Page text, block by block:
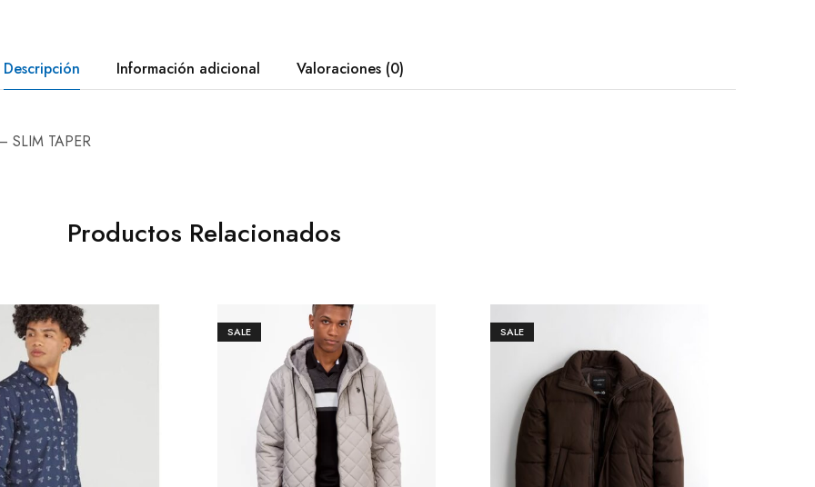
Descripción Información adicional Valoraciones (0)
SLIM TAPER
Productos Relacionados
SALE SALE